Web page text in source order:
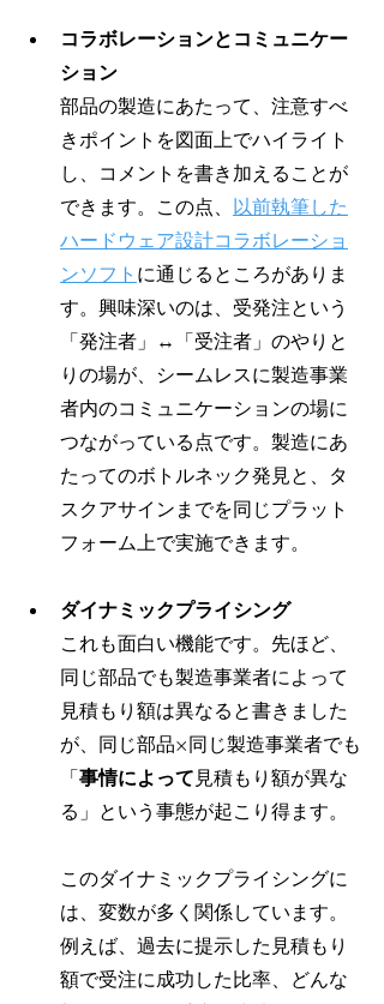
コラボレーションとコミュニケー
ション
部品の製造にあたって、注意すべ
きポイントを図面上でハイライト
し、コメントを書き加えることが
できます。この点、 以前執筆した
ハードウェア設計コラボレーショ
ンソフト に通じるところがありま
す。興味深いのは、受発注という
「発注者」↔️「受注者」のやりと
りの場が、シームレスに製造事業
者内のコミュニケーションの場に
つながっている点です。製造にあ
たってのボトルネック発見と、タ
スクアサインまでを同じプラット
フォーム上で実施できます。
ダイナミックプライシング
これも面白い機能です。先ほど、
同じ部品でも製造事業者によって
見積もり額は異なると書きました
が、同じ部品×同じ製造事業者でも
「事情によって 見積もり額が異な
る」という事態が起こり得ます。
このダイナミックプライシングに
は、変数が多く関係しています。
例えば、過去に提示した見積もり
額で受注に成功した比率、どんな